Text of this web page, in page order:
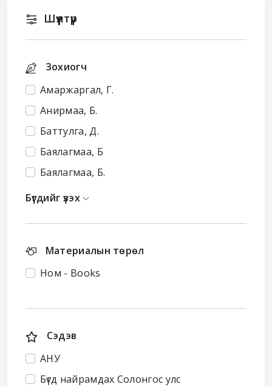
Шүүлтүүр
Зохиогч
Амаржаргал, Г.
Анирмаа, Б.
Баттулга, Д.
Баялагмаа, Б
Баялагмаа, Б.
Бүгдийг үзэх
Материалын төрөл
Ном - Books
Сэдэв
АНУ
Бүгд найрамдах Солонгос улс